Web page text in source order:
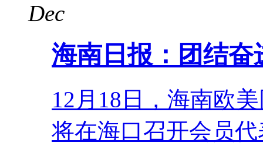
Dec
海南日报：团结
12月18日，海南欧
将在海口召开会员